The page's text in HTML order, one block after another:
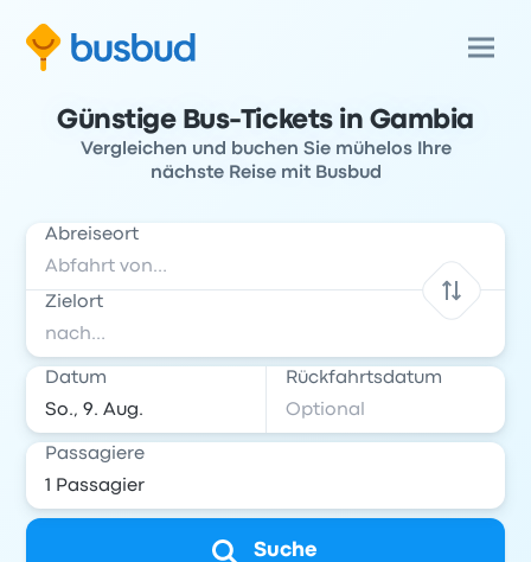
Günstige Bus-Tickets in Gambia
Vergleichen und buchen Sie mühelos Ihre
nächste Reise mit Busbud
Abreiseort
Zielort
Datum Rückfahrtsdatum
Passagiere
Suche